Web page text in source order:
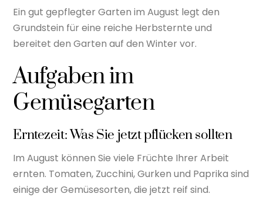
Ein gut gepflegter Garten im August legt den
Grundstein für eine reiche Herbsternte und
bereitet den Garten auf den Winter vor.
Aufgaben im
Gemüsegarten
Erntezeit: Was Sie jetzt pflücken sollten
Im August können Sie viele Früchte Ihrer Arbeit
ernten. Tomaten, Zucchini, Gurken und Paprika sind
einige der Gemüsesorten, die jetzt reif sind.